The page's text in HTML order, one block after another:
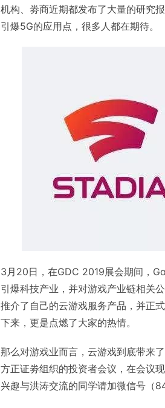
机构、劵商近期都发布了大量的研究
引爆5G的应用点，很多人都在期待。
3月20日，在GDC 2019展会期间，
引爆科技产业，并对游戏产业链相关
推介了自己的云游戏服务产品，并正
下来，更是点燃了大家的热情。
那么对游戏业而言，云游戏到底带来
方正证劵组织的投资者会议，在会议
兴趣与洪涛交流的同学请加微信号（